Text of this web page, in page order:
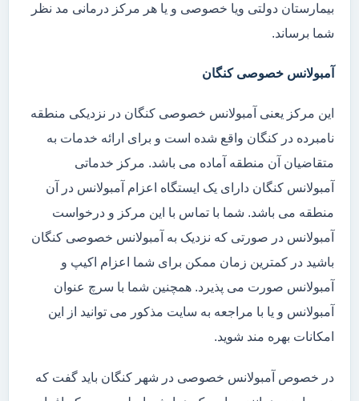
بیمارستان دولتی ویا خصوصی و یا هر مرکز درمانی مد نظر
شما برساند.
آمبولانس خصوصی کنگان
این مرکز یعنی آمبولانس خصوصی کنگان در نزدیکی منطقه
نامبرده در کنگان واقع شده است و برای ارائه خدمات به
متقاضیان آن منطقه آماده می باشد. مرکز خدماتی
آمبولانس کنگان دارای یک ایستگاه اعزام آمبولانس در آن
منطقه می باشد. شما با تماس با این مرکز و درخواست
آمبولانس در صورتی که نزدیک به آمبولانس خصوصی کنگان
باشید در کمترین زمان ممکن برای شما اعزام اکیپ و
آمبولانس صورت می پذیرد. همچنین شما با سرچ عنوان
آمبولانس و یا با مراجعه به سایت مذکور می توانید از این
امکانات بهره مند شوید.
در خصوص آمبولانس خصوصی در شهر کنگان باید گفت که